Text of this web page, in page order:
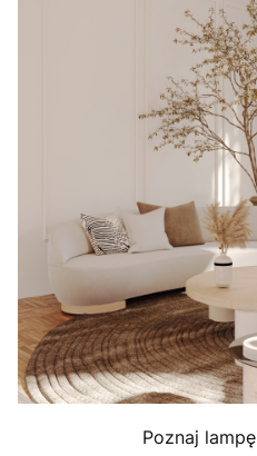
Poznaj lampę